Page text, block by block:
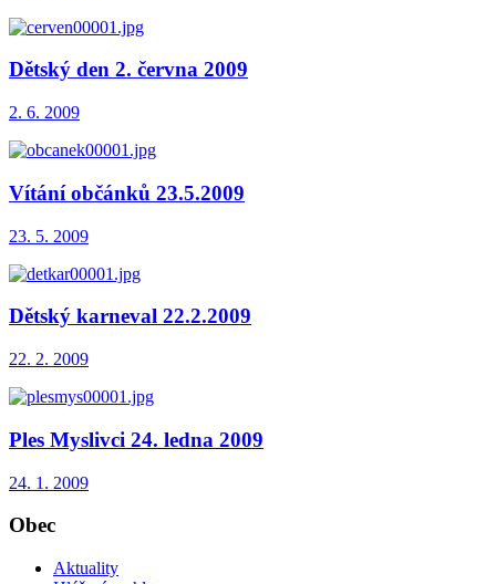
Dětský den 2. června 2009
2. 6. 2009
Vítání občánků 23.5.2009
23. 5. 2009
Dětský karneval 22.2.2009
22. 2. 2009
Ples Myslivci 24. ledna 2009
24. 1. 2009
Obec
Aktuality